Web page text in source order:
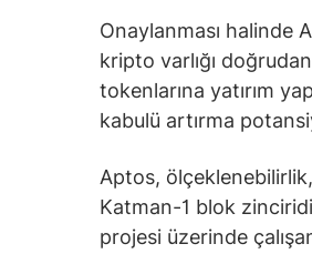
Onaylanması halinde
kripto varlığı
tokenlarına yatırım
kabulü artırma
Aptos,
Katman-1 blok
projesi üzerinde